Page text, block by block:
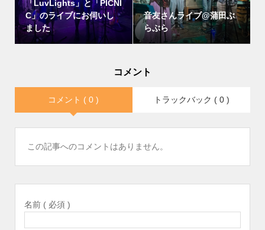
「LuvLights」と「PICNI
C」のライブにお伺いし
ました
音友さんライブ@蒲田ぶ
らぶら
コメント
コメント ( 0 ) トラックバック ( 0 )
この記事へのコメントはありません。
名前 ( 必須 )